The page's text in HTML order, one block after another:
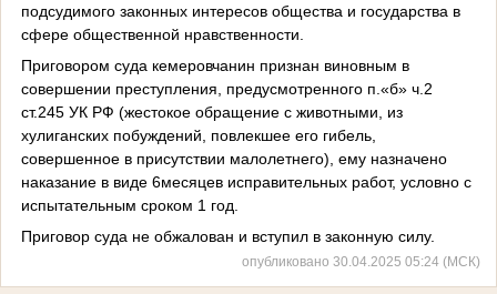
подсудимого законных интересов общества и государства в
сфере общественной нравственности.
Приговором суда кемеровчанин признан виновным в
совершении преступления, предусмотренного п.«б» ч.2
ст.245 УК РФ (жестокое обращение с животными, из
хулиганских побуждений, повлекшее его гибель,
совершенное в присутствии малолетнего), ему назначено
наказание в виде 6месяцев исправительных работ, условно с
испытательным сроком 1 год.
Приговор суда не обжалован и вступил в законную силу.
опубликовано 30.04.2025 05:24 (МСК)